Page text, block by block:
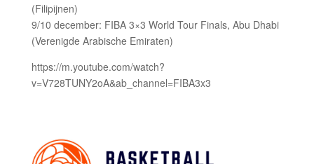
(Filipijnen)
9/10 december: FIBA 3×3 World Tour Finals, Abu Dhabi
(Verenigde Arabische Emiraten)
https://m.youtube.com/watch?
v=V728TUNY2oA&ab_channel=FIBA3x3